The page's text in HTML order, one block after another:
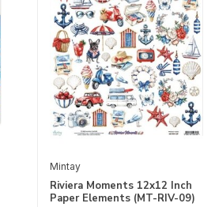
Mintay
Riviera Moments 12x12 Inch
Paper Elements (MT-RIV-09)